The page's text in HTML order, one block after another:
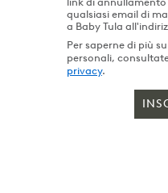
qualsiasi email di
a Baby Tula
Per saperne di più
personali,
privacy.